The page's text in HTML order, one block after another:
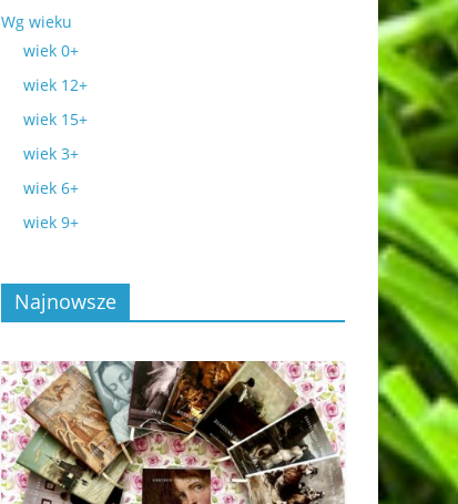
Wg wieku
wiek 0+
wiek 12+
wiek 15+
wiek 3+
wiek 6+
wiek 9+
Najnowsze